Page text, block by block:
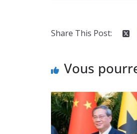
Share This Post:
Vous